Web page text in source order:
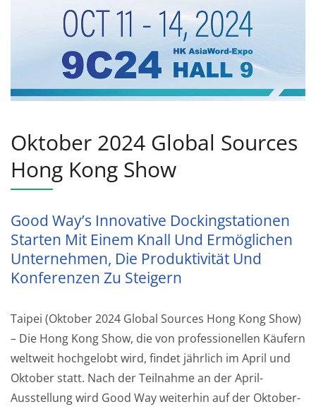
Oktober 2024 Global Sources
Hong Kong Show
Good Way’s Innovative Dockingstationen
Starten Mit Einem Knall Und Ermöglichen
Unternehmen, Die Produktivität Und
Konferenzen Zu Steigern
Taipei (Oktober 2024 Global Sources Hong Kong Show)
– Die Hong Kong Show, die von professionellen Käufern
weltweit hochgelobt wird, findet jährlich im April und
Oktober statt. Nach der Teilnahme an der April-
Ausstellung wird Good Way weiterhin auf der Oktober-